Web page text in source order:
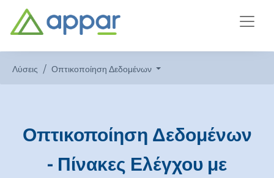
Λύσεις Οπτικοποίηση Δεδομένων
Οπτικοποίηση Δεδομένων
- Πίνακες Ελέγχου με